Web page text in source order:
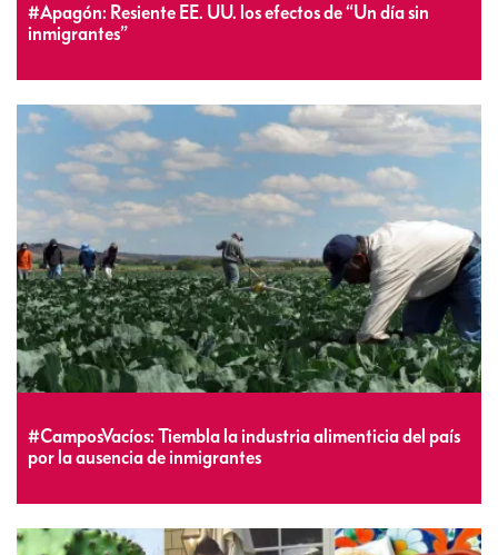
#Apagón: Resiente EE. UU. los efectos de “Un día sin
inmigrantes”
#CamposVacíos: Tiembla la industria alimenticia del país
por la ausencia de inmigrantes